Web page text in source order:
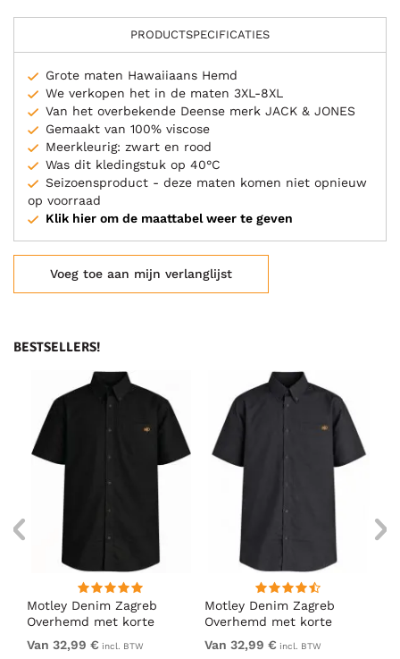
PRODUCTSPECIFICATIES
Grote maten Hawaiiaans Hemd
We verkopen het in de maten 3XL-8XL
Van het overbekende Deense merk JACK & JONES
Gemaakt van 100% viscose
Meerkleurig: zwart en rood
Was dit kledingstuk op 40°C
Seizoensproduct - deze maten komen niet opnieuw
op voorraad
Klik hier om de maattabel weer te geven
Voeg toe aan mijn verlanglijst
BESTSELLERS!
Motley Denim Zagreb
Overhemd met korte
mouw Zwart
Van 32,99 € incl. BTW
Motley Denim Zagreb
Overhemd met korte
mouw Antraciet
Van 32,99 € incl. BTW